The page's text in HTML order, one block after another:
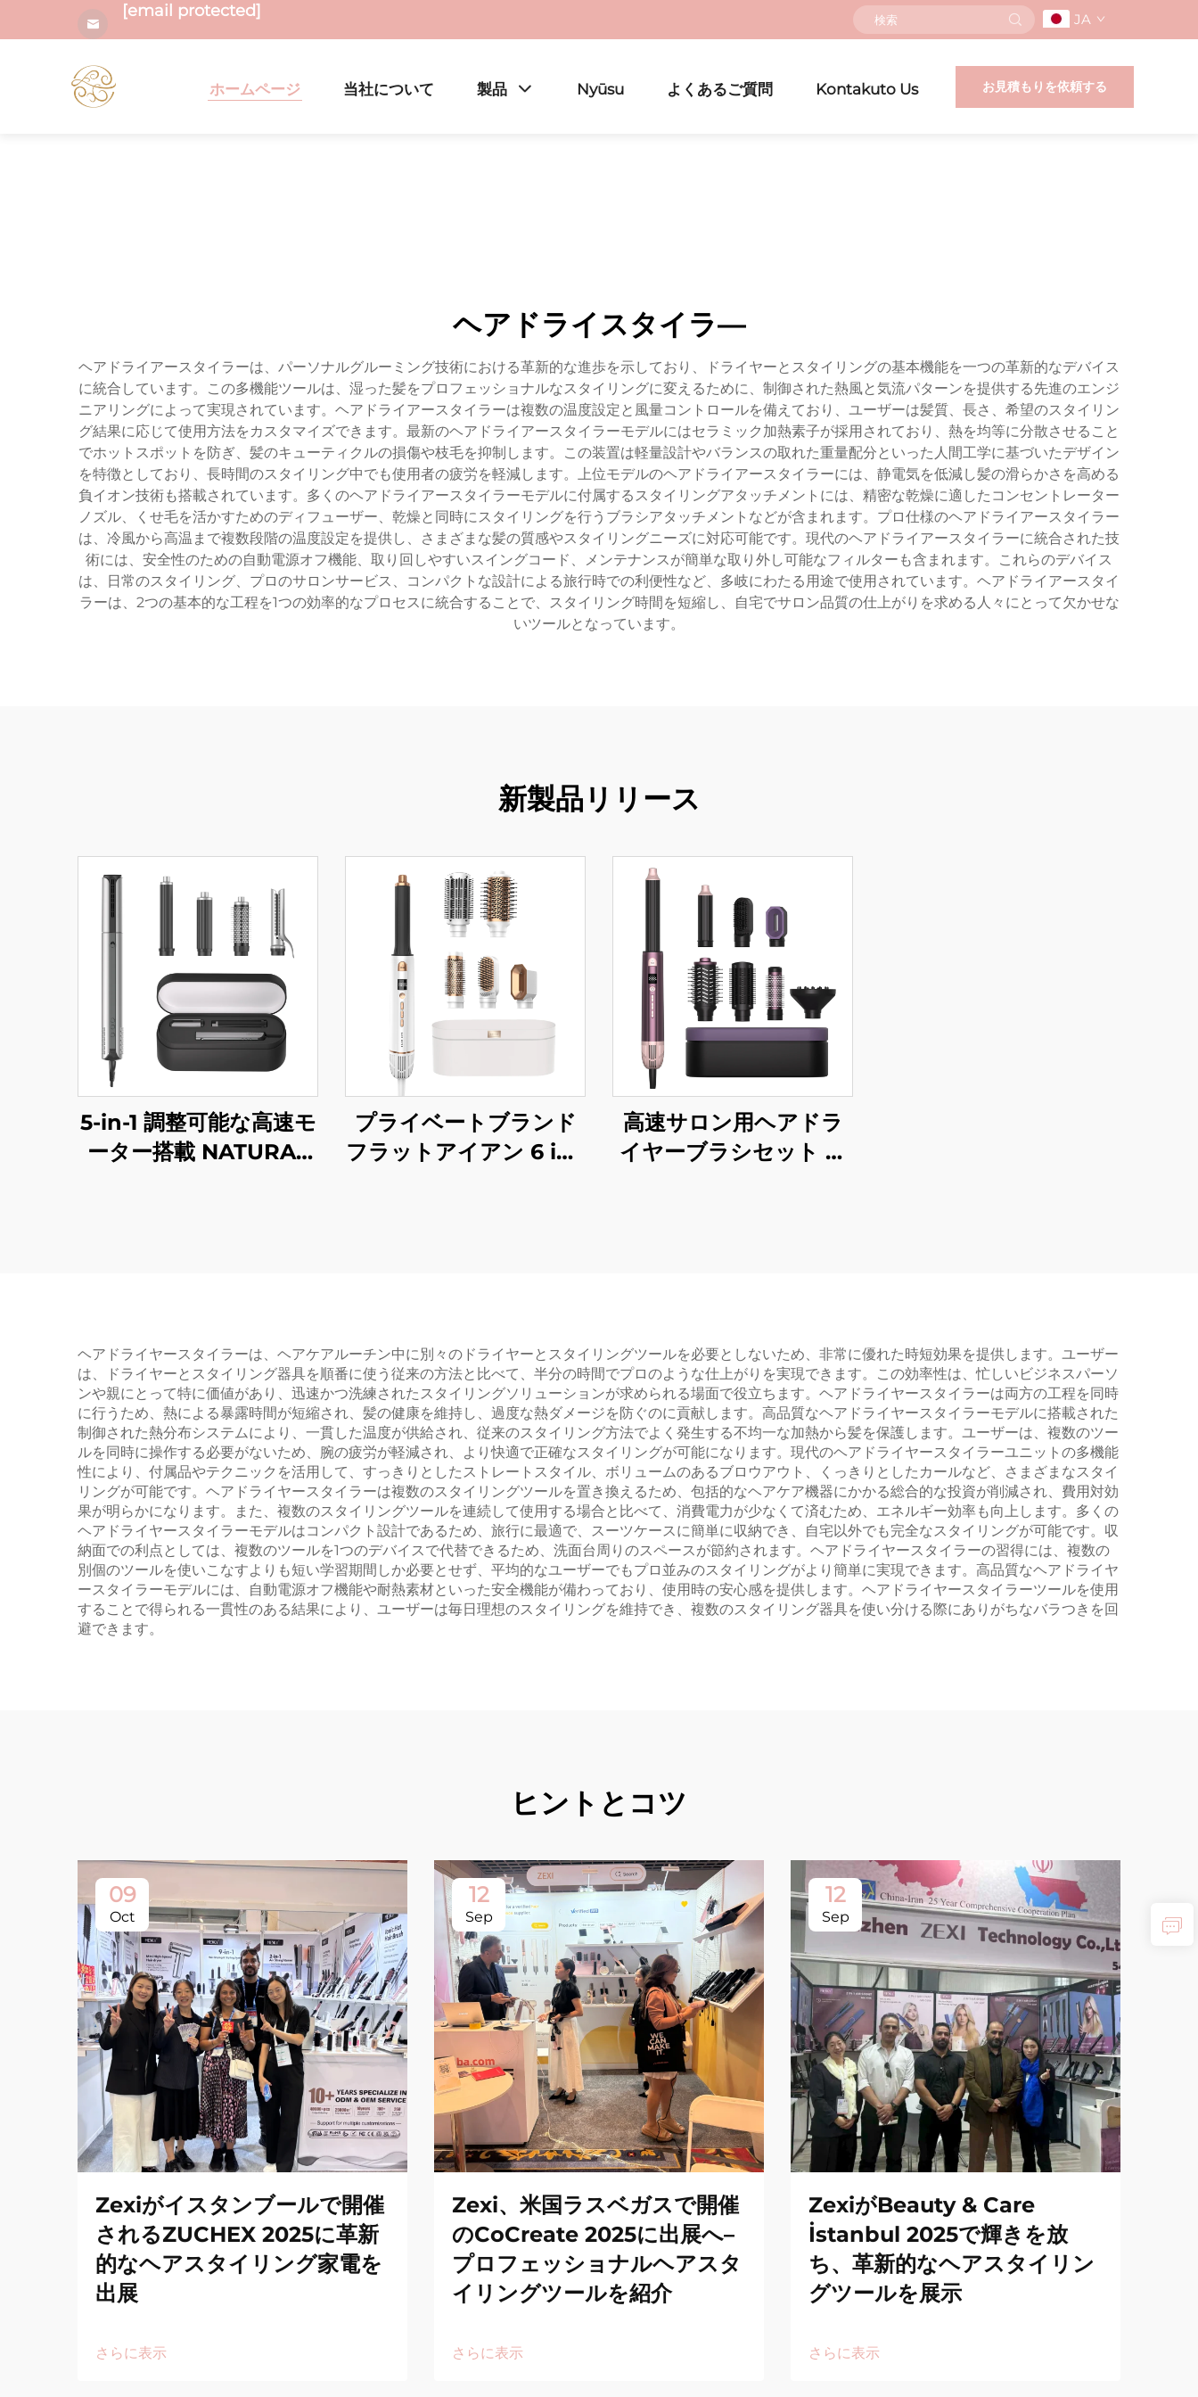
[email protected] JA
ホームページ 当社について 製品 Nyūsu よくあるご質問 Kontakuto Us お見積もりを依頼する
ヘアドライスタイラ―
ヘアドライアースタイラーは、パーソナルグルーミング技術における革新的な進歩を示しており、ドライヤーとスタイリングの基本機能を一つの革新的なデバイス
に統合しています。この多機能ツールは、湿った髪をプロフェッショナルなスタイリングに変えるために、制御された熱風と気流パターンを提供する先進のエンジ
ニアリングによって実現されています。ヘアドライアースタイラーは複数の温度設定と風量コントロールを備えており、ユーザーは髪質、長さ、希望のスタイリン
グ結果に応じて使用方法をカスタマイズできます。最新のヘアドライアースタイラーモデルにはセラミック加熱素子が採用されており、熱を均等に分散させること
でホットスポットを防ぎ、髪のキューティクルの損傷や枝毛を抑制します。この装置は軽量設計やバランスの取れた重量配分といった人間工学に基づいたデザイン
を特徴としており、長時間のスタイリング中でも使用者の疲労を軽減します。上位モデルのヘアドライアースタイラーには、静電気を低減し髪の滑らかさを高める
負イオン技術も搭載されています。多くのヘアドライアースタイラーモデルに付属するスタイリングアタッチメントには、精密な乾燥に適したコンセントレーター
ノズル、くせ毛を活かすためのディフューザー、乾燥と同時にスタイリングを行うブラシアタッチメントなどが含まれます。プロ仕様のヘアドライアースタイラー
は、冷風から高温まで複数段階の温度設定を提供し、さまざまな髪の質感やスタイリングニーズに対応可能です。現代のヘアドライアースタイラーに統合された技
術には、安全性のための自動電源オフ機能、取り回しやすいスイングコード、メンテナンスが簡単な取り外し可能なフィルターも含まれます。これらのデバイス
は、日常のスタイリング、プロのサロンサービス、コンパクトな設計による旅行時での利便性など、多岐にわたる用途で使用されています。ヘアドライアースタイ
ラーは、2つの基本的な工程を1つの効率的なプロセスに統合することで、スタイリング時間を短縮し、自宅でサロン品質の仕上がりを求める人々にとって欠かせな
いツールとなっています。
新製品リリース
5-in-1 調整可能な高速モ
ーター搭載 NATURAL
プライベートブランド
フラットアイアン 6 in 1
高速サロン用ヘアドラ
イヤーブラシセット 折
ヘアドライヤースタイラーは、ヘアケアルーチン中に別々のドライヤーとスタイリングツールを必要としないため、非常に優れた時短効果を提供します。ユーザー
は、ドライヤーとスタイリング器具を順番に使う従来の方法と比べて、半分の時間でプロのような仕上がりを実現できます。この効率性は、忙しいビジネスパーソ
ンや親にとって特に価値があり、迅速かつ洗練されたスタイリングソリューションが求められる場面で役立ちます。ヘアドライヤースタイラーは両方の工程を同時
に行うため、熱による暴露時間が短縮され、髪の健康を維持し、過度な熱ダメージを防ぐのに貢献します。高品質なヘアドライヤースタイラーモデルに搭載された
制御された熱分布システムにより、一貫した温度が供給され、従来のスタイリング方法でよく発生する不均一な加熱から髪を保護します。ユーザーは、複数のツー
ルを同時に操作する必要がないため、腕の疲労が軽減され、より快適で正確なスタイリングが可能になります。現代のヘアドライヤースタイラーユニットの多機能
性により、付属品やテクニックを活用して、すっきりとしたストレートスタイル、ボリュームのあるブロウアウト、くっきりとしたカールなど、さまざまなスタイ
リングが可能です。ヘアドライヤースタイラーは複数のスタイリングツールを置き換えるため、包括的なヘアケア機器にかかる総合的な投資が削減され、費用対効
果が明らかになります。また、複数のスタイリングツールを連続して使用する場合と比べて、消費電力が少なくて済むため、エネルギー効率も向上します。多くの
ヘアドライヤースタイラーモデルはコンパクト設計であるため、旅行に最適で、スーツケースに簡単に収納でき、自宅以外でも完全なスタイリングが可能です。収
納面での利点としては、複数のツールを1つのデバイスで代替できるため、洗面台周りのスペースが節約されます。ヘアドライヤースタイラーの習得には、複数の
別個のツールを使いこなすよりも短い学習期間しか必要とせず、平均的なユーザーでもプロ並みのスタイリングがより簡単に実現できます。高品質なヘアドライヤ
ースタイラーモデルには、自動電源オフ機能や耐熱素材といった安全機能が備わっており、使用時の安心感を提供します。ヘアドライヤースタイラーツールを使用
することで得られる一貫性のある結果により、ユーザーは毎日理想のスタイリングを維持でき、複数のスタイリング器具を使い分ける際にありがちなバラつきを回
避できます。
ヒントとコツ
09
Oct
Zexiがイスタンブールで開催
されるZUCHEX 2025に革新
的なヘアスタイリング家電を
出展
さらに表示
12
Sep
Zexi、米国ラスベガスで開催
のCoCreate 2025に出展へ–
プロフェッショナルヘアスタ
イリングツールを紹介
さらに表示
12
Sep
ZexiがBeauty & Care
İstanbul 2025で輝きを放
ち、革新的なヘアスタイリン
グツールを展示
さらに表示